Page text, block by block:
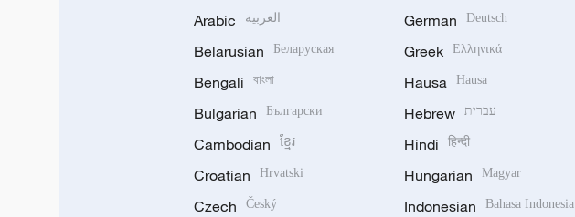
Arabic العربية
Belarusian Беларуская
Bengali বাংলা
Bulgarian Български
Cambodian ខ្មែរ
Croatian Hrvatski
Czech Český
German Deutsch
Greek Ελληνικά
Hausa Hausa
Hebrew עברית
Hindi हिन्दी
Hungarian Magyar
Indonesian Bahasa Indonesia